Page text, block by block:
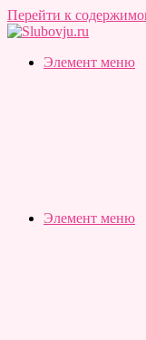
Перейти к
Slubovju.ru
Бесплатные
Элемент меню
Элемент меню